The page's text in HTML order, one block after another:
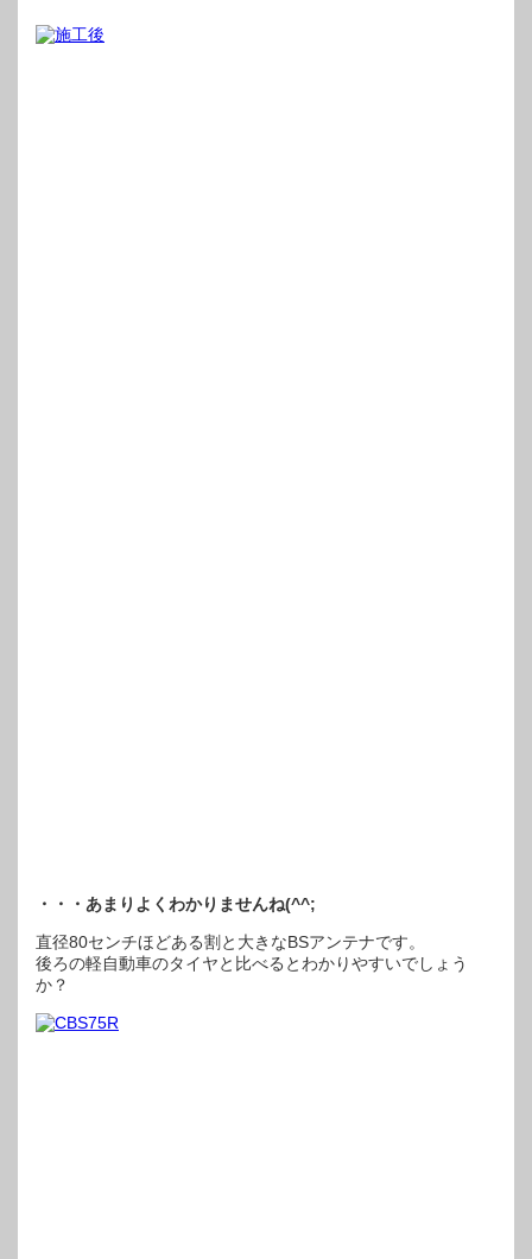
・・・あまりよくわかりませんね(^^;
直径80センチほどある割と大きなBSアンテナです。
後ろの軽自動車のタイヤと比べるとわかりやすいでしょう
か？